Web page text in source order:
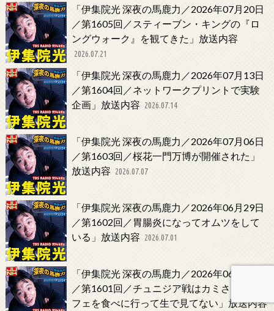
「伊集院光 深夜の馬鹿力／2026年07月20日
／第1605回／スティーブン・キングの『ロ
ングウォーク』を観てきた」放送内容
2026.07.21
「伊集院光 深夜の馬鹿力／2026年07月13日
／第1604回／ネットワークプリントで実験
企画」放送内容 2026.07.14
「伊集院光 深夜の馬鹿力／2026年07月06日
／第1603回／桜花一門万博が開催された」
放送内容 2026.07.07
「伊集院光 深夜の馬鹿力／2026年06月29日
／第1602回／胃腸炎になってオムツをして
いる」放送内容 2026.07.01
「伊集院光 深夜の馬鹿力／2026年06月22日
／第1601回／チュニジア戦はカミさんとパ
フェを食べに行って生で見てない」放送内容